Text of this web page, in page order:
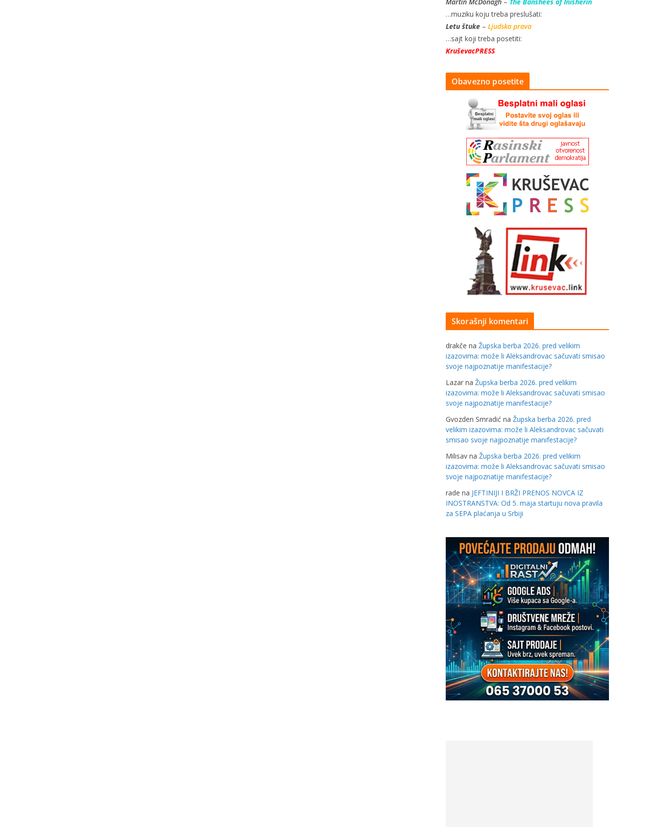
…muziku koju treba preslušati:
Letu štuke – Ljudska prava
…sajt koji treba posetiti:
KruševacPRESS
Obavezno posetite
Skorašnji komentari
drakče na Župska berba 2026. pred velikim
izazovima: može li Aleksandrovac sačuvati smisao
svoje najpoznatije manifestacije?
Lazar na Župska berba 2026. pred velikim
izazovima: može li Aleksandrovac sačuvati smisao
svoje najpoznatije manifestacije?
Gvozden Smradić na Župska berba 2026. pred
velikim izazovima: može li Aleksandrovac sačuvati
smisao svoje najpoznatije manifestacije?
Milisav na Župska berba 2026. pred velikim
izazovima: može li Aleksandrovac sačuvati smisao
svoje najpoznatije manifestacije?
rade na JEFTINIJI I BRŽI PRENOS NOVCA IZ
INOSTRANSTVA: Od 5. maja startuju nova pravila
za SEPA plaćanja u Srbiji